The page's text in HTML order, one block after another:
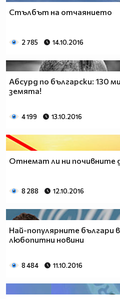
Стълбът на отчаянието
2 785 14.10.2016
Абсурд по български: 130
земята!
4 199 13.10.2016
Oтнемат ли ни почивните
8 288 12.10.2016
Най-популярните българи
любопитни новини
8 484 11.10.2016